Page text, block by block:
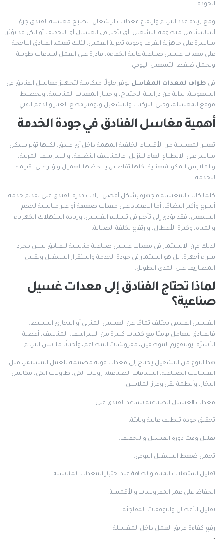
الجودة.
ومع زيادة عدد النزلاء وارتفاع معدلات الإشغال، تصبح مغسلة الفندق جزءًا
أساسيًا من منظومة التشغيل. أي تأخير في الغسيل أو التجفيف أو الكي قد يؤثر
مباشرة على جاهزية الغرف وجودة تجربة العميل. لذلك تعتمد الفنادق الناجحة
على معدات غسيل صناعية عالية الكفاءة، قادرة على العمل لساعات طويلة
وتحمل ضغط التشغيل اليومي.
في طواف لمعدات المغاسل نوفر حلولًا متكاملة لتجهيز مغاسل الفنادق في
السعودية، بداية من دراسة الاحتياج، واختيار المعدات المناسبة، وتخطيط
موقع المغسلة، وحتى التركيب والتشغيل وتوفير قطع الغيار والدعم الفني.
أهمية مغاسل الفنادق في جودة الخدمة
تعتبر المغسلة من الأقسام الخلفية المهمة داخل أي فندق، لكنها تؤثر بشكل
مباشر على الانطباع العام للنزيل. فالمناشف النظيفة، والشراشف المرتبة،
والملابس المكوية بعناية، كلها تفاصيل يلاحظها العميل وتؤثر على تقييمه
للخدمة.
كلما كانت المغسلة مجهزة بشكل أفضل، زادت قدرة الفندق على تقديم خدمة
أسرع وأكثر انتظامًا. أما الاعتماد على معدات ضعيفة أو غير مناسبة لحجم
التشغيل، فقد يؤدي إلى تأخير في تسليم الغسيل، وزيادة استهلاك الكهرباء
والمياه، وكثرة الأعطال، وارتفاع تكلفة الصيانة.
لذلك فإن الاستثمار في معدات غسيل صناعية مناسبة للفنادق ليس مجرد
شراء أجهزة، بل هو استثمار في جودة الخدمة واستقرار التشغيل وتقليل
المصاريف على المدى الطويل.
لماذا تحتاج الفنادق إلى معدات غسيل
صناعية؟
الغسيل الفندقي يختلف تمامًا عن الغسيل المنزلي أو التجاري البسيط.
فالفنادق تتعامل يوميًا مع كميات كبيرة من الشراشف، المناشف، أغطية
الأسرّة، يونيفورم الموظفين، مفروشات المطاعم، وأحيانًا ملابس النزلاء.
هذا النوع من التشغيل يحتاج إلى معدات قوية مصممة للعمل المستمر، مثل
الغسالات الصناعية، النشافات الصناعية، رولات الكي، طاولات الكي، مكابس
البخار، وأنظمة نقل وفرز الملابس.
معدات الغسيل الصناعية تساعد الفندق على:
تحقيق جودة تنظيف عالية وثابتة.
تقليل وقت دورة الغسيل والتجفيف.
تحمل ضغط التشغيل اليومي.
تقليل استهلاك المياه والطاقة عند اختيار المعدات المناسبة.
الحفاظ على عمر المفروشات والأقمشة.
تقليل الأعطال والتوقفات المفاجئة.
رفع كفاءة فريق العمل داخل المغسلة.